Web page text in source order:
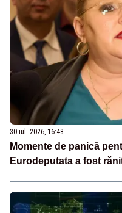
30 iul. 2026, 16:48
Momente de panică
Eurodeputata a fost